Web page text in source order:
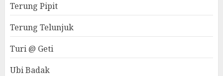
Terung Pipit
Terung Telunjuk
Turi @ Geti
Ubi Badak